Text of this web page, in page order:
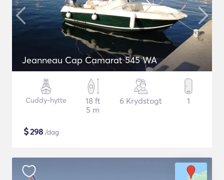
Jeanneau Cap Camarat 545 WA
Cuddy-hytte
18 ft
5 m
6 Krydstogt 1
$298 /dag